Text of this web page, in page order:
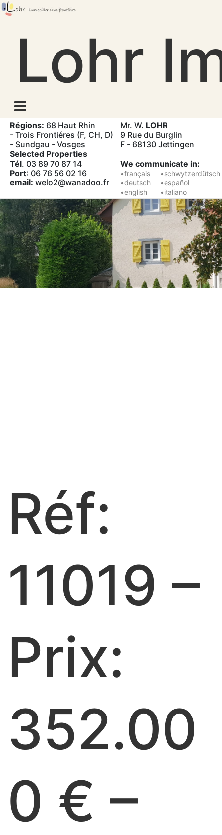
Skip
to
Lohr
Régions: 68 Haut Rhin
- Trois Frontiéres (F, CH, D)
- Sundgau - Vosges
Selected Properties
Mr. W. LOHR
9 Rue du Burglin
F - 68130 Jettingen
Tél. 03 89 70 87 14
Port: 06 76 56 02 16
email: welo2@wanadoo.fr
We communicate in:
•français
•deutsch
•english
•schwytzerdütsch
•español
•italiano
Réf:
11019 –
Prix:
352.00
0 € –